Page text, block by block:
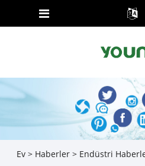
Ev > Haberler> Endüstri